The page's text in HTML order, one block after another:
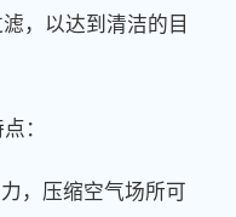
，以达到清洁的目
：
压缩空气场所可